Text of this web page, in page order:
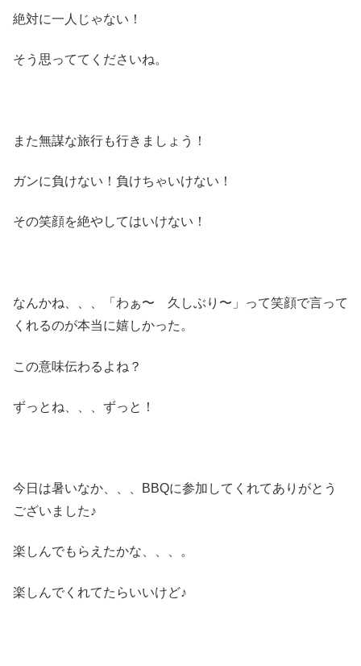
絶対に一人じゃない！
そう思っててくださいね。
また無謀な旅行も行きましょう！
ガンに負けない！負けちゃいけない！
その笑顔を絶やしてはいけない！
なんかね、、、「わぁ〜 久しぶり〜」って笑顔で言って
くれるのが本当に嬉しかった。
この意味伝わるよね？
ずっとね、、、ずっと！
今日は暑いなか、、、BBQに参加してくれてありがとう
ございました♪
楽しんでもらえたかな、、、。
楽しんでくれてたらいいけど♪